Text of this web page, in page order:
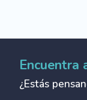
Encuentra
¿Estás